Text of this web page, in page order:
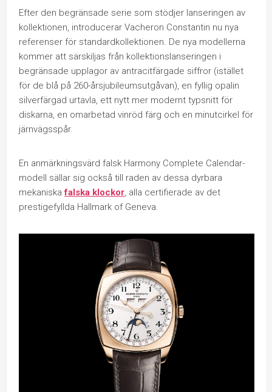
Efter den begränsade serie som stödjer lanseringen av
kollektionen, introducerar Vacheron Constantin nu nya
referenser för standardkollektionen. De nya modellerna
kommer att särskiljas från kollektionslanseringen i
begränsade upplagor av antracitfärgade siffror (istället
för de blå på 260-årsjubileumsutgåvan), en fyllig opalin
silverfärgad urtavla, ett nytt mer modernt typsnitt för
diskarna, en omarbetad vinröd färg och en minutcirkel för
järnvägsspår.
En anmärkningsvärd falsk Harmony Complete Calendar-
modell sällar sig också till raden av dessa dyrbara
mekaniskafalska klockor, alla certifierade av det
prestigefyllda Hallmark of Geneva.